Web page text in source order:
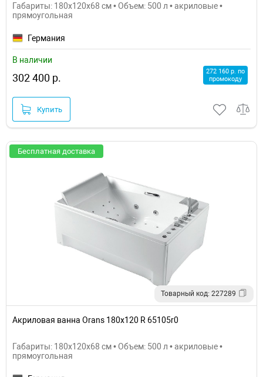
Габариты: 180x120x68 см • Объем: 500 л • акриловые •
прямоугольная
Германия
В наличии
302 400 р.
272 160 р. по
промокоду
Купить
Бесплатная доставка
Товарный код: 227289
Акриловая ванна Orans 180x120 R 65105r0
Габариты: 180x120x68 см • Объем: 500 л • акриловые •
прямоугольная